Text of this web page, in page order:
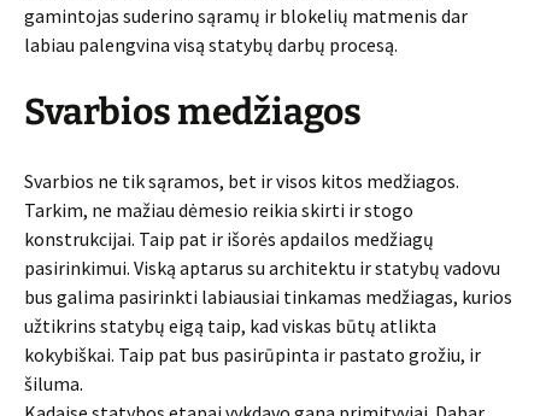
gamintojas suderino sąramų ir blokelių matmenis dar
labiau palengvina visą statybų darbų procesą.
Svarbios medžiagos
Svarbios ne tik sąramos, bet ir visos kitos medžiagos.
Tarkim, ne mažiau dėmesio reikia skirti ir stogo
konstrukcijai. Taip pat ir išorės apdailos medžiagų
pasirinkimui. Viską aptarus su architektu ir statybų vadovu
bus galima pasirinkti labiausiai tinkamas medžiagas, kurios
užtikrins statybų eigą taip, kad viskas būtų atlikta
kokybiškai. Taip pat bus pasirūpinta ir pastato grožiu, ir
šiluma.